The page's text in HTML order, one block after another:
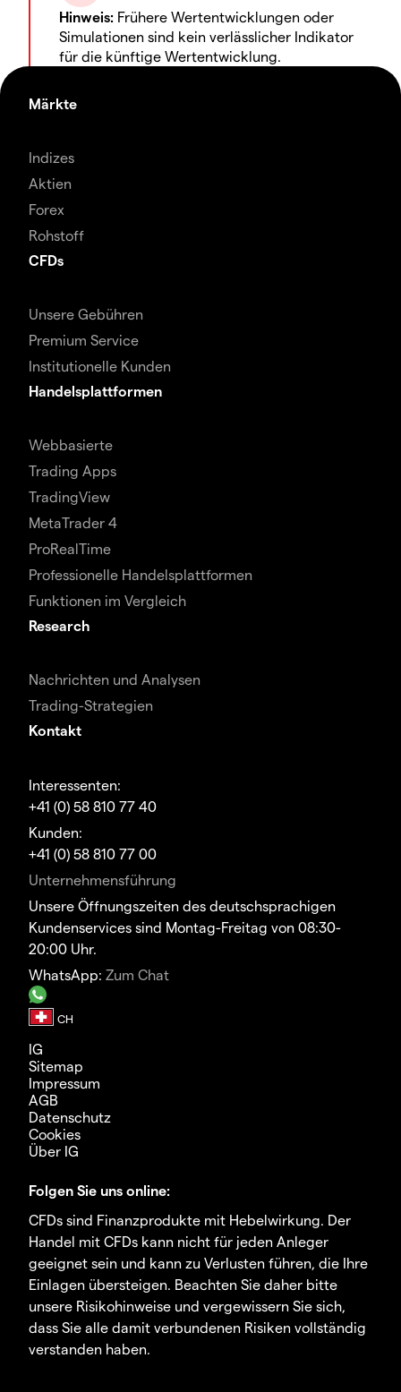
Hinweis: Frühere Wertentwicklungen oder
Simulationen sind kein verlässlicher Indikator
für die künftige Wertentwicklung.
Märkte
Indizes
Aktien
Forex
Rohstoff
CFDs
Unsere Gebühren
Premium Service
Institutionelle Kunden
Handelsplattformen
Webbasierte
Trading Apps
TradingView
MetaTrader 4
ProRealTime
Professionelle Handelsplattformen
Funktionen im Vergleich
Research
Nachrichten und Analysen
Trading-Strategien
Kontakt
Interessenten:
+41 (0) 58 810 77 40
Kunden:
+41 (0) 58 810 77 00
Unternehmensführung
Unsere Öffnungszeiten des deutschsprachigen
Kundenservices sind Montag-Freitag von 08:30-
20:00 Uhr.
WhatsApp: Zum Chat
IG
Sitemap
Impressum
AGB
Datenschutz
Cookies
Über IG
Folgen Sie uns online:
CFDs sind Finanzprodukte mit Hebelwirkung. Der
Handel mit CFDs kann nicht für jeden Anleger
geeignet sein und kann zu Verlusten führen, die Ihre
Einlagen übersteigen. Beachten Sie daher bitte
unsere Risikohinweise und vergewissern Sie sich,
dass Sie alle damit verbundenen Risiken vollständig
verstanden haben.